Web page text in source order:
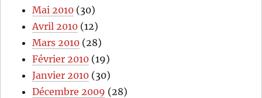
Mai 2010 (30)
Avril 2010 (12)
Mars 2010 (28)
Février 2010 (19)
Janvier 2010 (30)
Décembre 2009 (28)